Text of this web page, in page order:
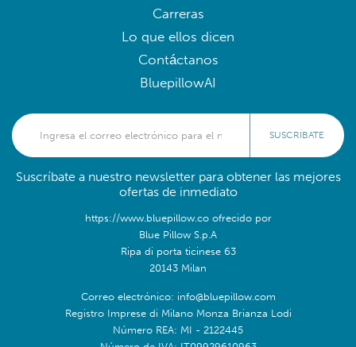
Carreras
Lo que ellos dicen
Contáctanos
BluepillowAI
SUSCRÍBATE
Suscríbate a nuestro newsletter para obtener las mejores
ofertas de inmediato
https://www.bluepillow.co ofrecido por
Blue Pillow S.p.A
Ripa di porta ticinese 63
20143 Milan
Correo electrónico: info@bluepillow.com
Registro Imprese di Milano Monza Brianza Lodi
Número REA: MI - 2122445